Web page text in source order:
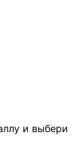
и выбери